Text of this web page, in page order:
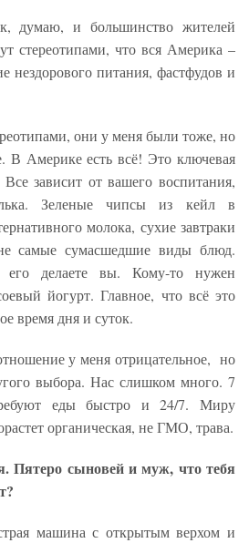
думаю, и большинство жителей
стереотипами, что вся Америка –
нездорового питания, фастфудов и
они у меня были тоже, но
В Америке есть всё! Это ключевая
зависит от вашего воспитания,
Зеленые чипсы из кейл в
молока, сухие завтраки
самые сумасшедшие виды блюд.
делаете вы. Кому-то нужен
йогурт. Главное, что всё это
время дня и суток.
у меня отрицательное, но
выбора. Нас слишком много. 7
еды быстро и 24/7. Миру
органическая, не ГМО, трава.
Пятеро сыновей и муж, что тебя
машина с открытым верхом и